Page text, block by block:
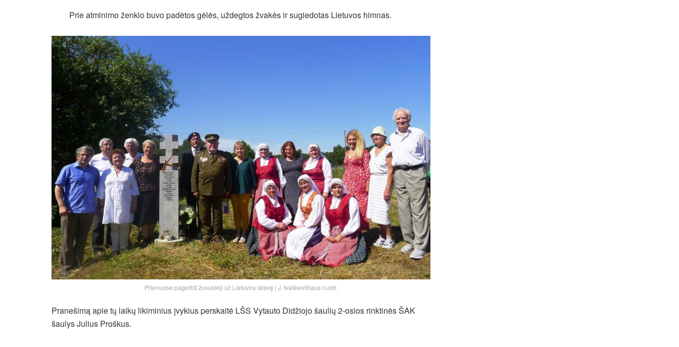
Prie atminimo ženklo buvo padėtos gėlės, uždegtos žvakės ir sugiedotas Lietuvos himnas.
Prienuose pagerbti žuvusieji už Lietuvos laisvę | J. Ivaškevičiaus nuotr.
Pranešimą apie tų laikų likiminius įvykius perskaitė LŠS Vytauto Didžiojo šaulių 2-osios rinktinės ŠAK
šaulys Julius Proškus.